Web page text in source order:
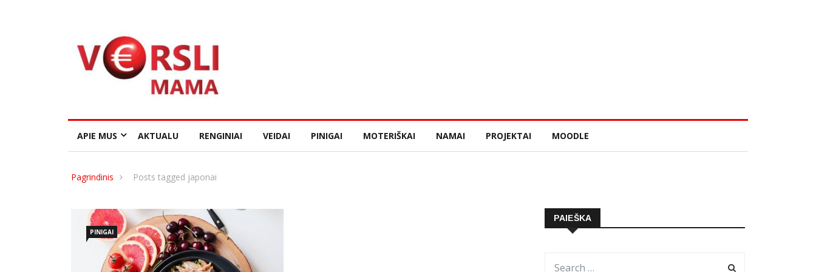
APIE MUS AKTUALU RENGINIAI VEIDAI PINIGAI MOTERIŠKAI NAMAI PROJEKTAI MOODLE
Pagrindinis Posts tagged japonai
PINIGAI
PAIEŠKA